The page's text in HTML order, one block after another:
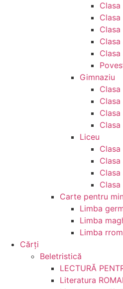
Clasa
Gimnaziu
Liceu
Clasa
Clasa
Clasa
Carte pentru
Limba
Limba
Limba
Cărţi
Beletristică
LECTURĂ
Literatura